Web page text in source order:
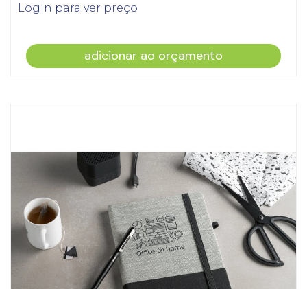
Login para ver preço
adicionar ao orçamento